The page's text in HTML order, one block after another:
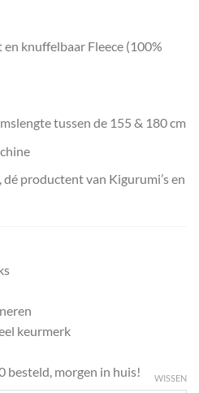
knuffelbaar Fleece (100%
tussen de 155 & 180 cm
productent van Kigurumi’s en
keurmerk
besteld, morgen in huis! WISSEN